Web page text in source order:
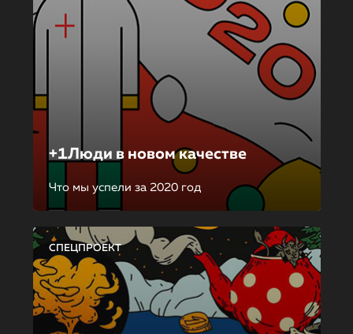
+1Люди в новом качестве
Что мы успели за 2020 год
СПЕЦПРОЕКТ